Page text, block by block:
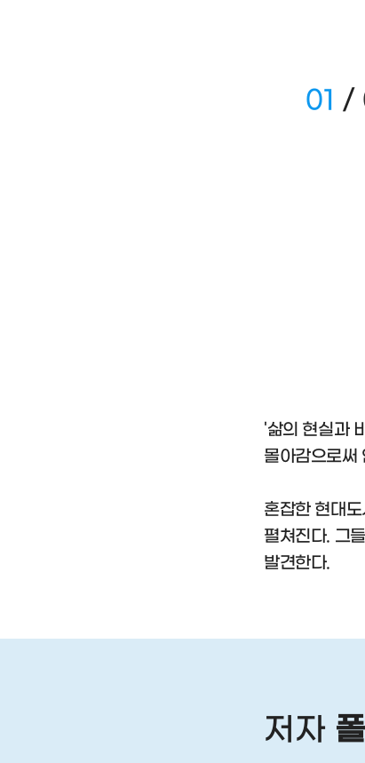
01 /
'삶의 현실과
몰아감으로써
혼잡한 현대
펼쳐진다. 그
발견한다.
저자